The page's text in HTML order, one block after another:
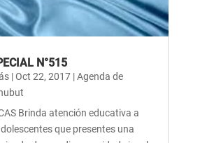
N°515
|Oct 22, 2017|Agenda de
Brinda atención educativa a
que presentes una